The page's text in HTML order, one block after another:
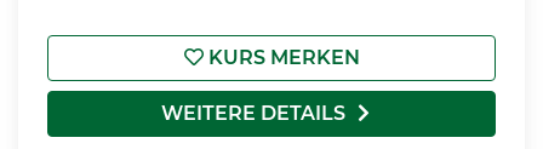
KURS MERKEN
WEITERE DETAILS